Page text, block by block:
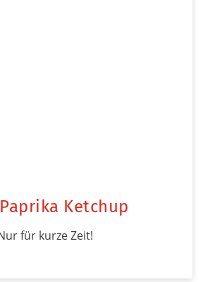
Ketchup
für kurze Zeit!